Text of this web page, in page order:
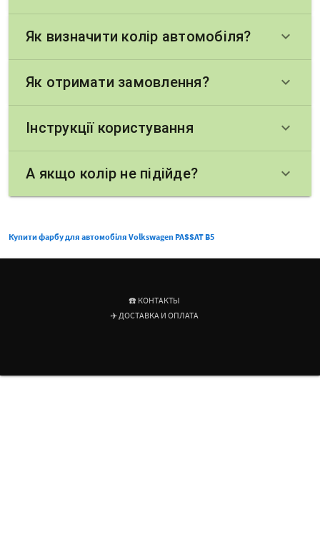
Як визначити колір автомобіля? keyboard_arrow_down
Як отримати замовлення? keyboard_arrow_down
Інструкції користування keyboard_arrow_down
А якщо колір не підійде? keyboard_arrow_down
Купити фарбу для автомобіля Volkswagen PASSAT B5
☎️ КОНТАКТЫ
✈️ ДОСТАВКА И ОПЛАТА